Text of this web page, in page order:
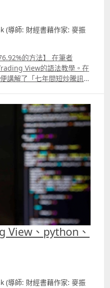
(導師: 財經書藉作家: 麥振
的方法】 在筆者
View的語法教學。在
講解了「七年間短炒騰訊
，大約能獲利114570港
能的。例如在2022年也有很
在低位徘徊不前，到了
有一隻股票真的要很有
都做到，巴菲特被視為大
間也「坐得穩」。筆者今天
既然我們沒有辨法也沒有能
又能否有較好的回報 文章中
。若運用30分鐘圖表，由
，同樣投入10萬港元，
52次，獲利的有40次，勝
倉時間約413支bar。 若用
月左右，這樣應更合符人
多專家都做不到，但一般
代碼在patreon
View、python、
(導師: 財經書藉作家: 麥振